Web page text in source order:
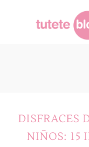
DISFRACES
NIÑOS: 15